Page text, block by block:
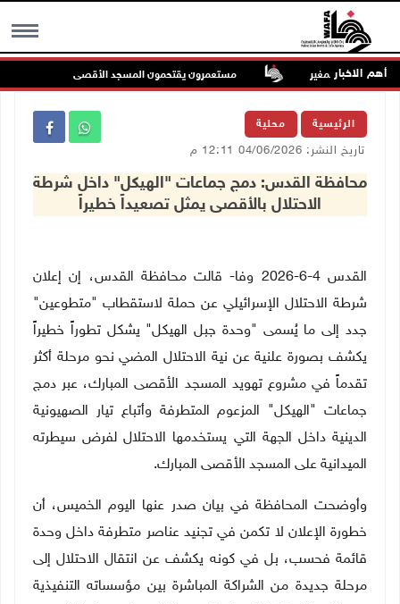
MENU أهم الاخبار
أراضي المغير مستعمرون يقتحمون المسجد الأقصى
الرئيسية محلية
تاريخ النشر: 04/06/2026 12:11 م
محافظة القدس: دمج جماعات "الهيكل" داخل شرطة
الاحتلال بالأقصى يمثل تصعيداً خطيراً
القدس 4-6-2026 وفا- قالت محافظة القدس، إن إعلان
شرطة الاحتلال الإسرائيلي عن حملة لاستقطاب "متطوعين"
جدد إلى ما يُسمى "وحدة جبل الهيكل" يشكل تطوراً خطيراً
يكشف بصورة علنية عن نية الاحتلال المضي نحو مرحلة أكثر
تقدماً في مشروع تهويد المسجد الأقصى المبارك، عبر دمج
جماعات "الهيكل" المزعوم المتطرفة وأتباع تيار الصهيونية
الدينية داخل الجهة التي يستخدمها الاحتلال لفرض سيطرته
الميدانية على المسجد الأقصى المبارك.
وأوضحت المحافظة في بيان صدر عنها اليوم الخميس، أن
خطورة الإعلان لا تكمن في تجنيد عناصر متطرفة داخل وحدة
قائمة فحسب، بل في كونه يكشف عن انتقال الاحتلال إلى
مرحلة جديدة من الشراكة المباشرة بين مؤسساته التنفيذية